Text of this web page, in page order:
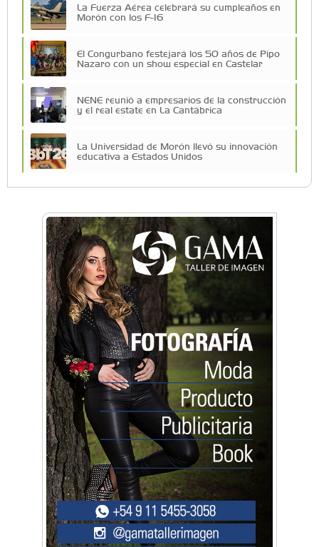
La Fuerza Aérea celebrará su cumpleaños en
Morón con los F-16
El Congurbano festejará los 50 años de Pipo
Nazaro con un show especial en Castelar
NENE reunió a empresarios de la construcción
y el real estate en La Cantábrica
La Universidad de Morón llevó su innovación
educativa a Estados Unidos
La primera vez que Eva Perón voló en avión lo
hizo desde Morón
Mariana Croce: "Hoy las empresas necesitan
un asesoramiento integral para crecer con
seguridad"
Música, teatro, yoga, danza y mucho más:
Conocé todos los talleres para aprender y
disfrutar en la Zona Oeste